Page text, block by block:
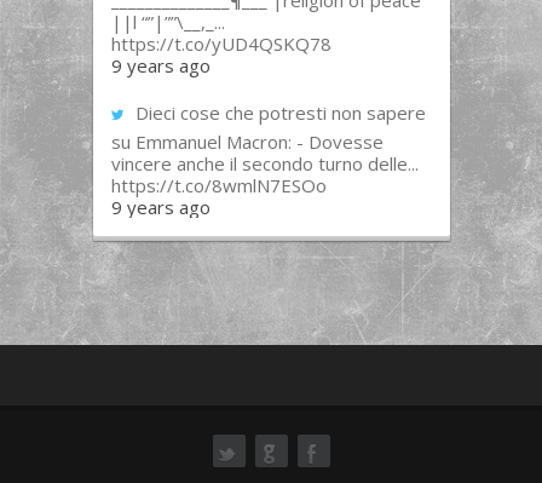
||l “”|””\__,_...
https://t.co/yUD4QSKQ78
9 years ago
Dieci cose che potresti non sapere
su Emmanuel Macron: - Dovesse
vincere anche il secondo turno delle...
https://t.co/8wmlN7ESOo
9 years ago